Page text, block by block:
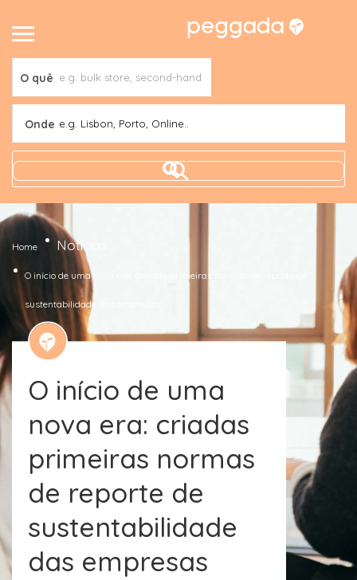
O quê
Onde e.g. Lisbon, Porto, Online..
Home Notícias
O início de uma nova era: criadas primeiras normas de reporte de
sustentabilidade das empresas
O início de uma
nova era: criadas
primeiras normas
de reporte de
sustentabilidade
das empresas